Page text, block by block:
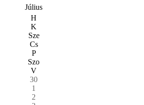
Július
H
K
Sze
Cs
P
Szo
V
30
1
2